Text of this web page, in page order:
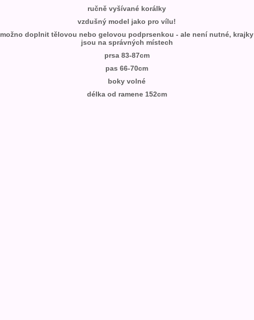
ručně vyšívané korálky
vzdušný model jako pro vílu!
možno doplnit tělovou nebo gelovou podprsenkou - ale není nutné, krajky
jsou na správných místech
prsa 83-87cm
pas 66-70cm
boky volné
délka od ramene 152cm